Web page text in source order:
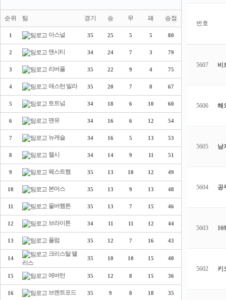
순위 팀 경기 승 무 패 승점
1 아스널 35 25 5 5 80
2 맨시티 34 24 7 3 79
3 리버풀 35 22 9 4 75
4 애스턴 빌라 35 20 7 8 67
5 토트넘 34 18 6 10 60
6 맨유 34 16 6 12 54
7 뉴캐슬 34 16 5 13 53
8 첼시 34 14 9 11 51
9 웨스트햄 35 13 10 12 49
10 본머스 35 13 9 13 48
11 울버햄튼 35 13 7 15 46
12 브라이튼 34 11 11 12 44
13 풀럼 35 12 7 16 43
14
크리스탈 팰
리스
35 10 10 15 40
15 에버턴 35 12 8 15 36
16 브렌트포드 35 9 8 18 35
번호
5607 비
5606 해
5605 남
5604 공
5603
5602 키